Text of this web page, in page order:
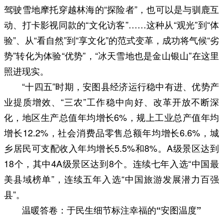
驾驶雪地摩托穿越林海的“探险者”，也可以是与驯鹿互
动、打卡影视同款的“文化访客”……这种从“观光”到“体
验”、从“看自然”到“享文化”的范式变革，成功将气候“劣
势”转化为体验“优势”，“冰天雪地也是金山银山”在这里
照进现实。
“十四五”时期，安图县经济运行稳中有进、优势产
业提质增效、“三农”工作稳中向好、改革开放不断深
化，地区生产总值年均增长6%，规上工业总产值年均
增长12.2%，社会消费品零售总额年均增长6.6%，城
乡居民可支配收入年均增长5.5%和8%。A级景区达到
18个，其中4A级景区达到8个。连续七年入选“中国最
美县域榜单”，连续五年入选“中国旅游发展潜力百强
县”。
温暖答卷：于民生细节标注幸福的“安图温度”